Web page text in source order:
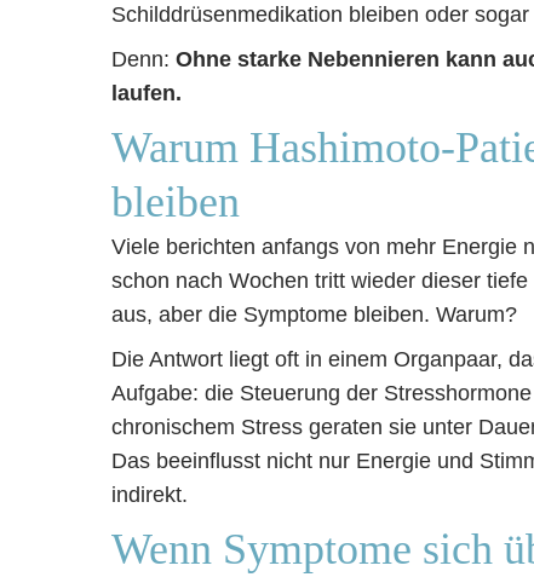
Schilddrüsenmedikation bleiben oder
Denn: Ohne starke Nebennieren kann
laufen.
Warum Hashimoto-
bleiben
Viele berichten anfangs von mehr Energie
schon nach Wochen tritt wieder dieser
aus, aber die Symptome bleiben. Warum?
Die Antwort liegt oft in einem Organpaar,
Aufgabe: die Steuerung der
chronischem Stress geraten sie unter
Das beeinflusst nicht nur Energie und
indirekt.
Wenn Symptome sich